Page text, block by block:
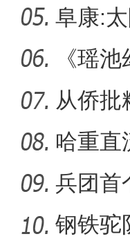
阜康:
《瑶
新高度
从侨
顺，让
哈重直
瓦时
兵团首
钢铁驼